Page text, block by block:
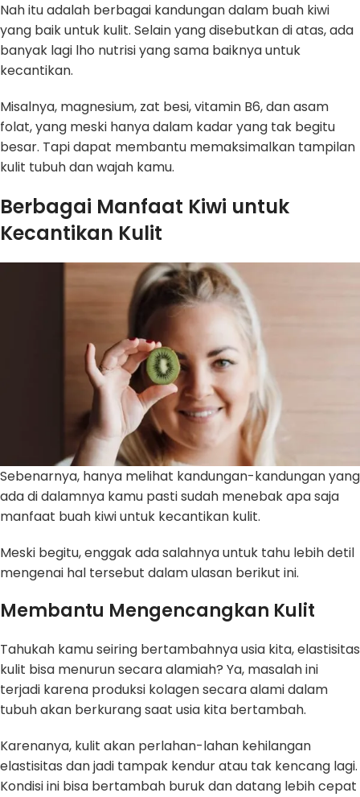
Nah itu adalah berbagai kandungan dalam buah kiwi
yang baik untuk kulit. Selain yang disebutkan di atas, ada
banyak lagi lho nutrisi yang sama baiknya untuk
kecantikan.
Misalnya, magnesium, zat besi, vitamin B6, dan asam
folat, yang meski hanya dalam kadar yang tak begitu
besar. Tapi dapat membantu memaksimalkan tampilan
kulit tubuh dan wajah kamu.
Berbagai Manfaat Kiwi untuk
Kecantikan Kulit
Sebenarnya, hanya melihat kandungan-kandungan yang
ada di dalamnya kamu pasti sudah menebak apa saja
manfaat buah kiwi untuk kecantikan kulit.
Meski begitu, enggak ada salahnya untuk tahu lebih detil
mengenai hal tersebut dalam ulasan berikut ini.
Membantu Mengencangkan Kulit
Tahukah kamu seiring bertambahnya usia kita, elastisitas
kulit bisa menurun secara alamiah? Ya, masalah ini
terjadi karena produksi kolagen secara alami dalam
tubuh akan berkurang saat usia kita bertambah.
Karenanya, kulit akan perlahan-lahan kehilangan
elastisitas dan jadi tampak kendur atau tak kencang lagi.
Kondisi ini bisa bertambah buruk dan datang lebih cepat